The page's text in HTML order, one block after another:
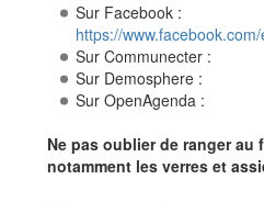
Sur Facebook :
https://
Sur Communecter :
Sur Demosphere :
Sur OpenAgenda :
Ne pas oublier de ranger au
notamment les verres et